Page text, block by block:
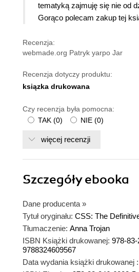
tematyką zajmuję się nie od
Gorąco polecam zakup tej
Recenzja:
webmade.org Patryk yarpo Jar
Recenzja dotyczy produktu:
ksiązka drukowana
Czy recenzja była pomocna:
TAK (0) NIE (0)
więcej recenzji
Szczegółyebooka
Dane producenta »
Tytuł oryginału: CSS: The
Tłumaczenie: Anna Trojan
ISBN Książki drukowanej: 978-
9788324609567
Data wydania książki drukowanej :